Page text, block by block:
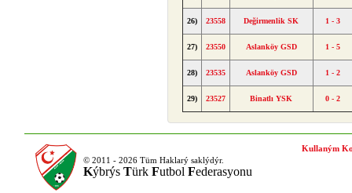
26) 23558 Değirmenlik SK 1 - 3
27) 23550 Aslanköy GSD 1 - 5
28) 23535 Aslanköy GSD 1 - 2
29) 23527 Binatlı YSK 0 - 2
© 2011 - 2026 Tüm Haklarý saklýdýr.
Kýbrýs Türk Futbol Federasyonu
Kullaným